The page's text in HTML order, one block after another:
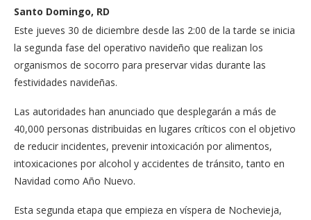
Santo Domingo, RD
Este jueves 30 de diciembre desde las 2:00 de la tarde se inicia
la segunda fase del operativo navideño que realizan los
organismos de socorro para preservar vidas durante las
festividades navideñas.
Las autoridades han anunciado que desplegarán a más de
40,000 personas distribuidas en lugares críticos con el objetivo
de reducir incidentes, prevenir intoxicación por alimentos,
intoxicaciones por alcohol y accidentes de tránsito, tanto en
Navidad como Año Nuevo.
Esta segunda etapa que empieza en víspera de Nochevieja,